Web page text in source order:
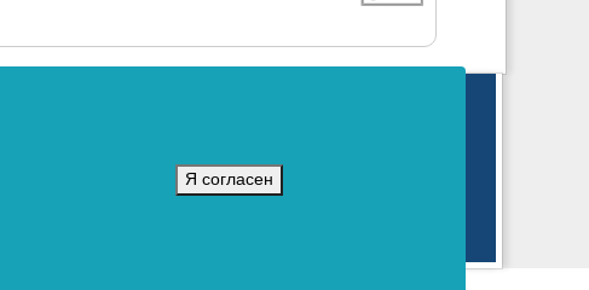
Я согласен
и массовых коммуникаций.